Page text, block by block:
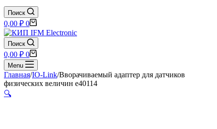
Поиск
Корзина
0,00 ₽ 0
Поиск
Корзина
0,00 ₽ 0
Menu
Главная/IO-Link/Вворачиваемый адаптер для датчиков
физических величин e40114
🔍